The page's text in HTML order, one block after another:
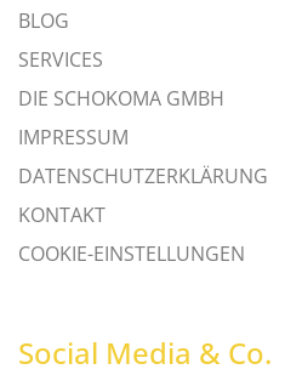
BLOG
SERVICES
DIE SCHOKOMA GMBH
IMPRESSUM
DATENSCHUTZERKLÄRUNG
KONTAKT
COOKIE-EINSTELLUNGEN
Social Media & Co.